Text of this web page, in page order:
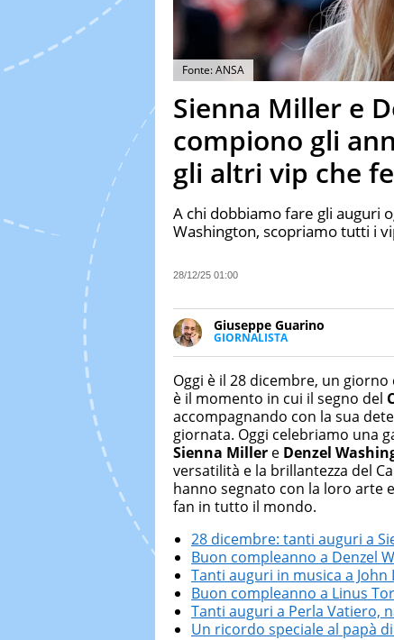
Fonte: ANSA
Sienna Miller e
compiono gli
gli altri vip che
A chi dobbiamo fare gli auguri
Washington, scopriamo tutti i
28/12/25 01:00
Giuseppe Guarino
GIORNALISTA
Ph(D) in Diritto Comparato e
numerose testate ed è
Oggi è il 28 dicembre, un
è il momento in cui il segno del
accompagnando con la sua
giornata. Oggi celebriamo una
Sienna Miller e Denzel
versatilità e la brillantezza del
hanno segnato con la loro arte
fan in tutto il mondo.
28 dicembre: tanti auguri a
Buon compleanno a Denzel
Tanti auguri in musica a John
Buon compleanno a Linus
Tanti auguri a Perla Vatiero,
Un ricordo speciale al papà